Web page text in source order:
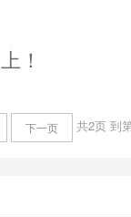
！
下一页 共2页 到